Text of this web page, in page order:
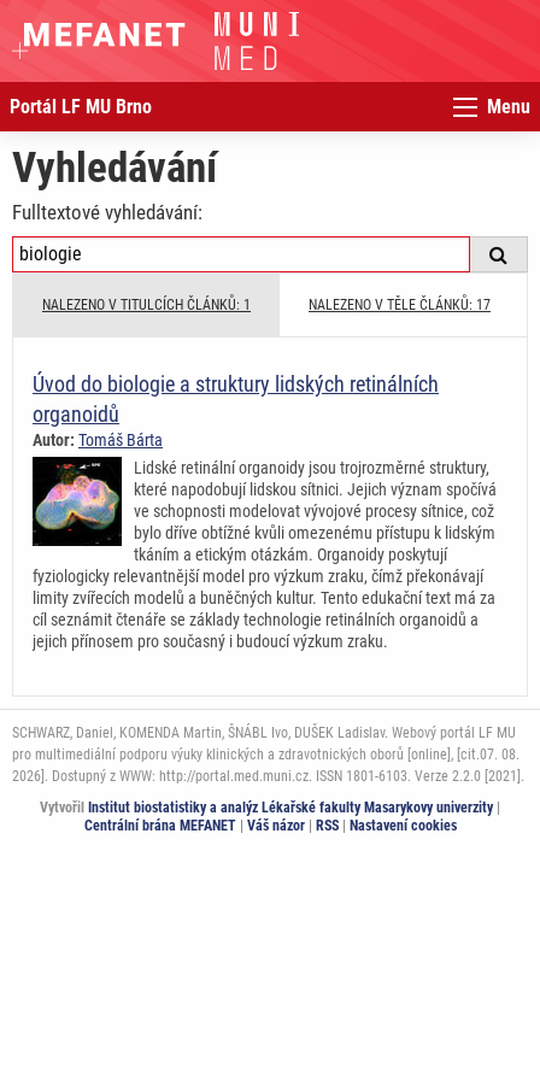
Portál LF MU Brno Menu
Vyhledávání
Fulltextové vyhledávání:
NALEZENO V TITULCÍCH ČLÁNKŮ: 1 NALEZENO V TĚLE ČLÁNKŮ: 17
Úvod do biologie a struktury lidských retinálních
organoidů
Autor: Tomáš Bárta
Lidské retinální organoidy jsou trojrozměrné struktury,
které napodobují lidskou sítnici. Jejich význam spočívá
ve schopnosti modelovat vývojové procesy sítnice, což
bylo dříve obtížné kvůli omezenému přístupu k lidským
tkáním a etickým otázkám. Organoidy poskytují
fyziologicky relevantnější model pro výzkum zraku, čímž překonávají
limity zvířecích modelů a buněčných kultur. Tento edukační text má za
cíl seznámit čtenáře se základy technologie retinálních organoidů a
jejich přínosem pro současný i budoucí výzkum zraku.
SCHWARZ, Daniel, KOMENDA Martin, ŠNÁBL Ivo, DUŠEK Ladislav. Webový portál LF MU
pro multimediální podporu výuky klinických a zdravotnických oborů [online], [cit.07. 08.
2026]. Dostupný z WWW: http://portal.med.muni.cz. ISSN 1801-6103. Verze 2.2.0 [2021].
Vytvořil Institut biostatistiky a analýz Lékařské fakulty Masarykovy univerzity|
Centrální brána MEFANET| Váš názor| RSS| Nastavení cookies